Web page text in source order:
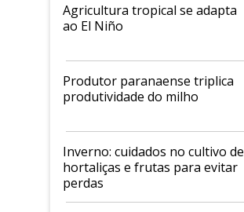
Agricultura tropical se adapta
ao El Niño
Produtor paranaense triplica
produtividade do milho
Inverno: cuidados no cultivo de
hortaliças e frutas para evitar
perdas